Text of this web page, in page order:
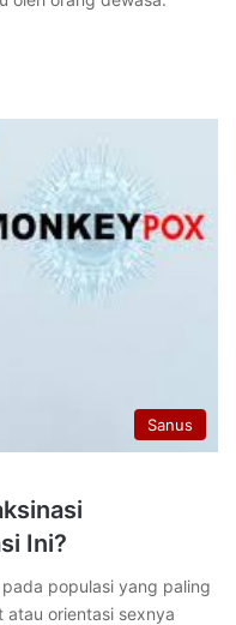
Sanus
Ini?
populasi yang paling
orientasi sexnya